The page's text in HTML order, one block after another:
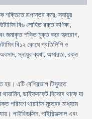
শক্তিতে রূপান্তর করে, স্নায়ুর
বি৬ লোহিত রক্ত কণিকা,
এবং জমাকৃত শক্তি মুক্ত করে হৃদরোগ,
বি১২ কোষে প্রতিলিপি ও
স্নায়ুর ব্যথা, অসারতা, রক্ত
হয়। এটি বেশিরভাগ টিস্যুতে
ডাইফসফেট হিসেবে থাকে যা
পরিমাণ থায়ামিন মূত্রের মাধ্যমে
পাইরিডক্সিন, পাইরিডক্সাল এবং